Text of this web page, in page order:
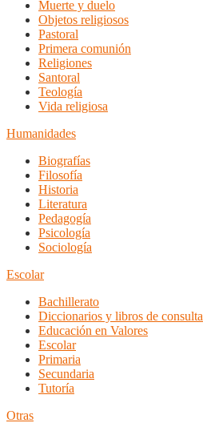
Muerte y duelo
Objetos religiosos
Pastoral
Primera comunión
Religiones
Santoral
Teología
Vida religiosa
Humanidades
Biografías
Filosofía
Historia
Literatura
Pedagogía
Psicología
Sociología
Escolar
Bachillerato
Diccionarios y libros de consulta
Educación en Valores
Escolar
Primaria
Secundaria
Tutoría
Otras